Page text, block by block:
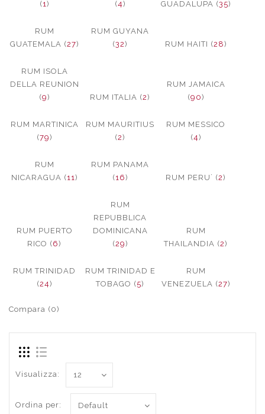
(1)
(4)
GUADALUPA (35)
RUM
GUATEMALA (27)
RUM GUYANA
(32) RUM HAITI (28)
RUM ISOLA
DELLA REUNION
(9) RUM ITALIA (2)
RUM JAMAICA
(90)
RUM MARTINICA
(79)
RUM MAURITIUS
(2)
RUM MESSICO
(4)
RUM
NICARAGUA (11)
RUM PANAMA
(16) RUM PERU´ (2)
RUM PUERTO
RICO (6)
RUM
REPUBBLICA
DOMINICANA
(29)
RUM
THAILANDIA (2)
RUM TRINIDAD
(24)
RUM TRINIDAD E
TOBAGO (5)
RUM
VENEZUELA (27)
Compara (0)
Visualizza:
Ordina per: